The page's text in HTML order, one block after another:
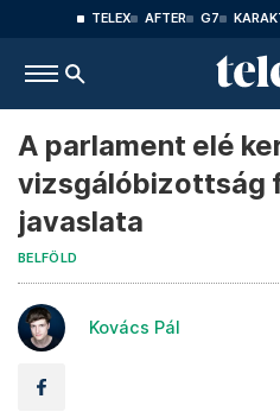
TELEX AFTER G7
A parlament elé
vizsgálóbizottság
javaslata
BELFÖLD
Kovács Pál